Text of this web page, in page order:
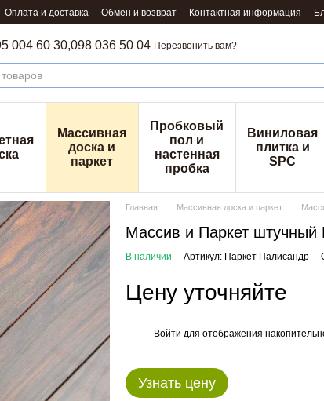
Оплата и доставка Обмен и возврат Контактная информация
004 60 30,098 036 50 04 Перезвонить вам?
Массивная
доска и
паркет
Пробковый
пол и
настенная
пробка
Виниловая
плитка и
SPC
Главная Массивная доска и паркет
Массив и Паркет штучный
В наличии Артикул: Паркет Палисандр
Цену уточняйте
Войти для отображения
Узнать цену